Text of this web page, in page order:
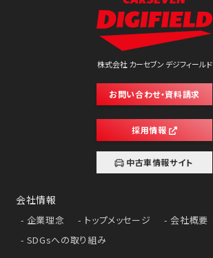
株式会社 カーセブン デジフィールド
お問い合わせ・資料請求
採用情報
中古車情報サイト
会社情報
企業理念 トップメッセージ 会社概要
SDGsへの取り組み